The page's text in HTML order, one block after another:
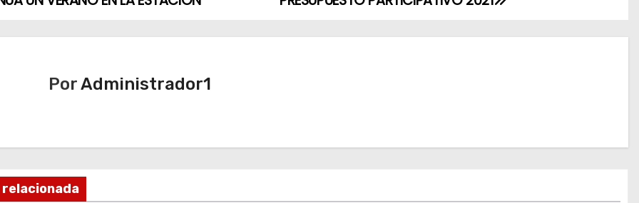
PorAdministrador1